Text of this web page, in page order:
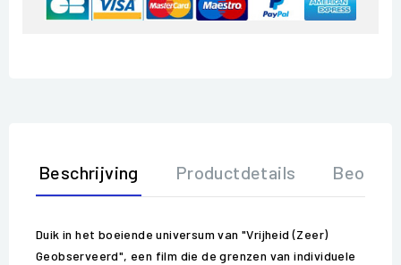
Beschrijving Productdetails
Duik in het boeiende universum van "Vrijheid (Zeer)
Geobserveerd", een film die de grenzen van individuele